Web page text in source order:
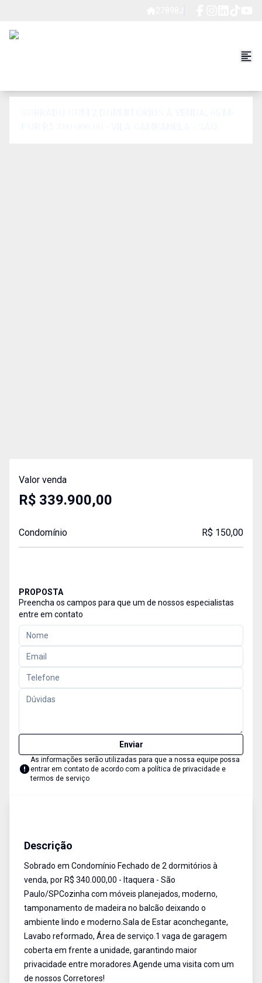
Valor venda
R$ 339.900,00
Condomínio R$ 150,00
PROPOSTA
Preencha os campos para que um de nossos especialistas
entre em contato
Enviar
As informações serão utilizadas para que a nossa equipe possa
entrar em contato de acordo com a política de privacidade e
termos de serviço
Descrição
Sobrado em Condomínio Fechado de 2 dormitórios à
venda, por R$ 340.000,00 - Itaquera - São
Paulo/SPCozinha com móveis planejados, moderno,
tamponamento de madeira no balcão deixando o
ambiente lindo e moderno.Sala de Estar aconchegante,
Lavabo reformado, Área de serviço.1 vaga de garagem
coberta em frente a unidade, garantindo maior
privacidade entre moradores.Agende uma visita com um
de nossos Corretores!